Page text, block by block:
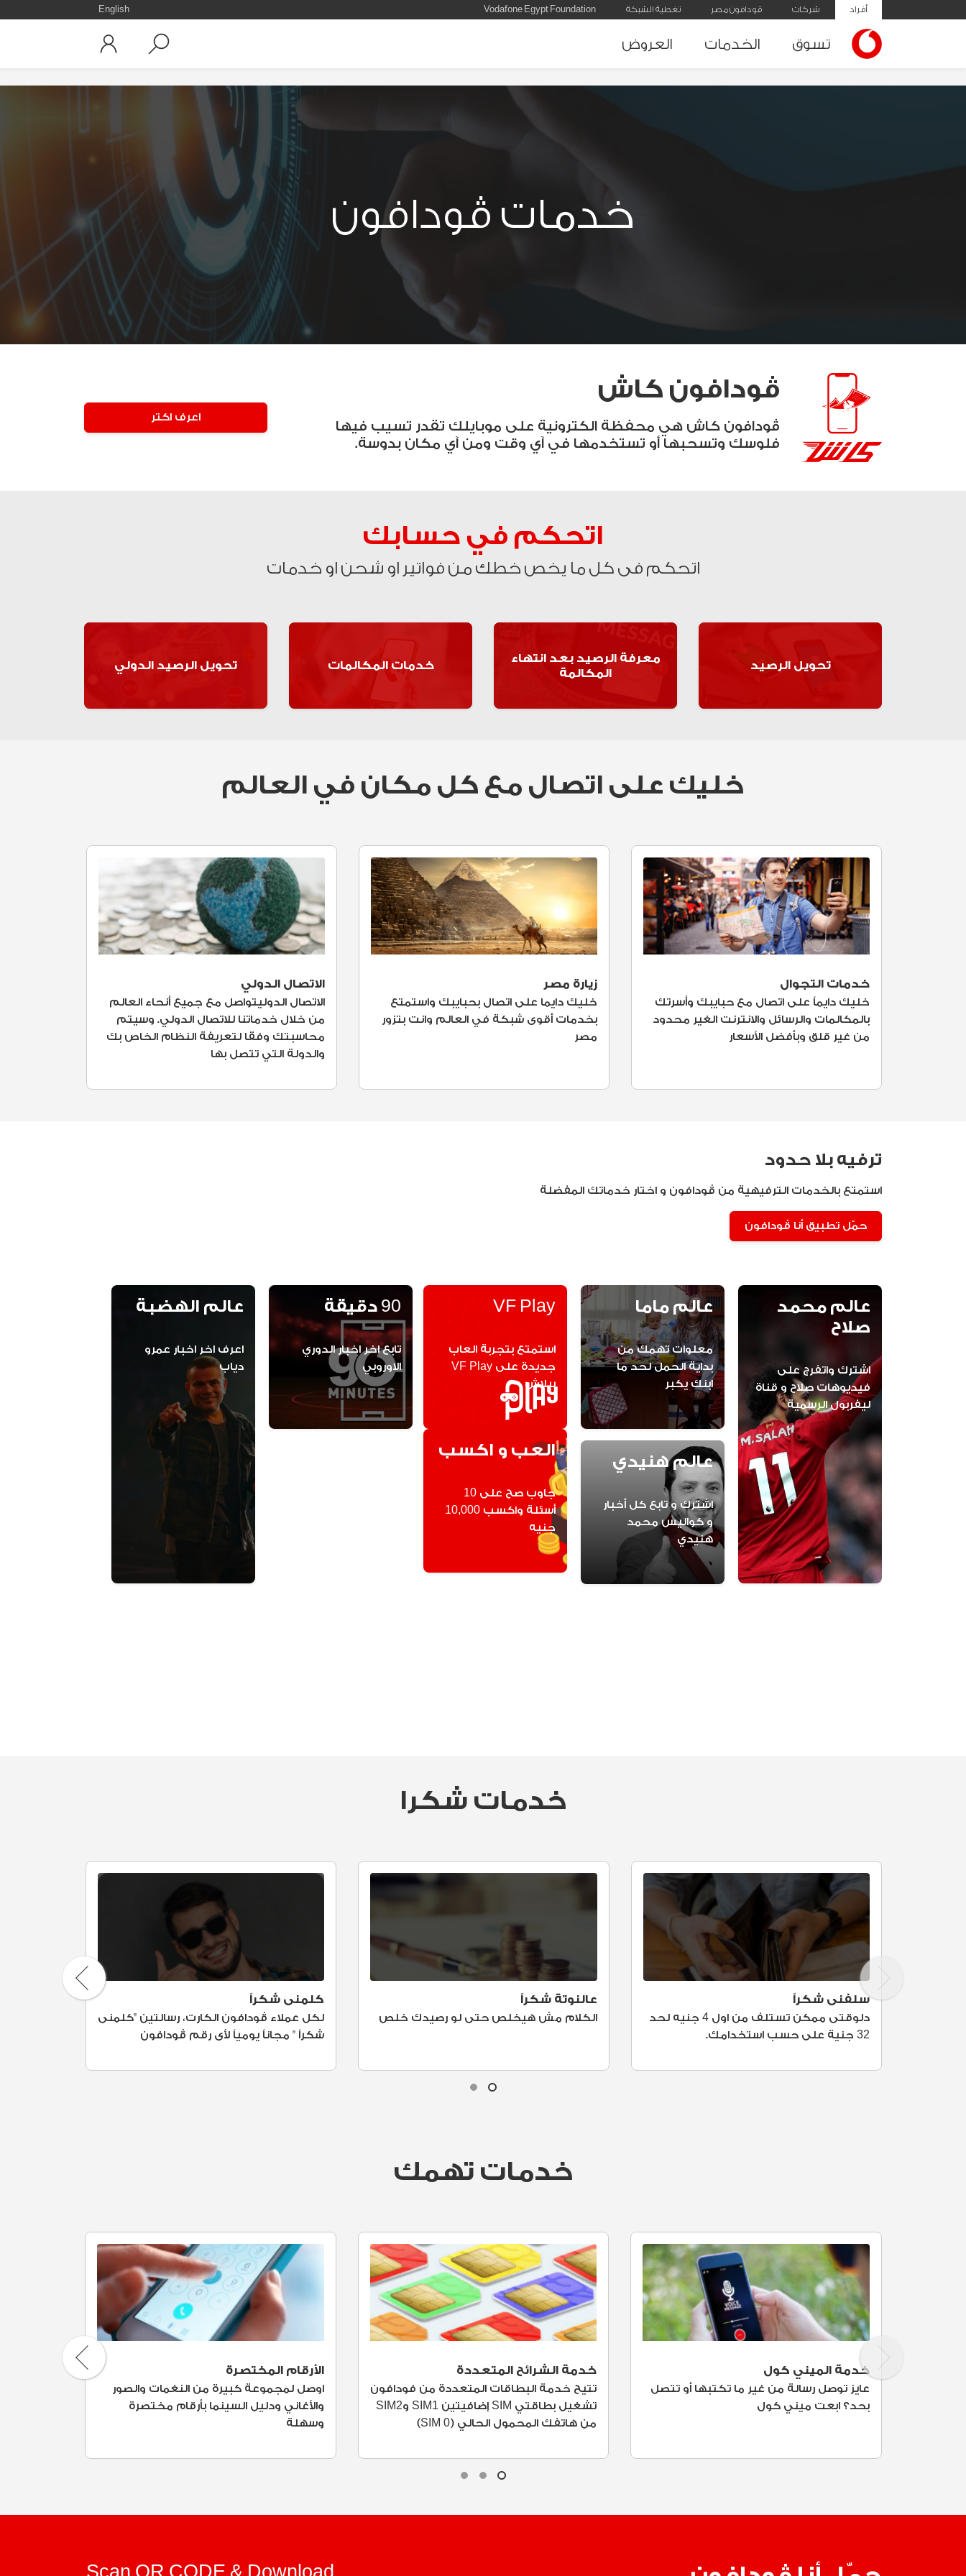
أفراد شركات ڤودافون مصر تغطية الشبكة Vodafone Egypt Foundation
English
تسوق الخدمات العروض
خدمات ڤودافون
ڤودافون كاش
ڤودافون كاش هي محفظة الكترونية على موبايلك تقدر تسيب فيها
فلوسك وتسحبها أو تستخدمها في آي وقت ومن آي مكان بدوسة.
اعرف اكتر
اتحكم في حسابك
اتحكم فى كل ما يخص خطك من فواتير او شحن او خدمات
تحويل الرصيد
معرفة الرصيد بعد انتهاء
المكالمة
خدمات المكالمات تحويل الرصيد الدولي
خليك على اتصال مع كل مكان في العالم
خدمات التجوال
خليك دايماً على اتصال مع حبايبك وأسرتك
بالمكالمات والرسائل والانترنت الغير محدود
من غير قلق وبأفضل الأسعار
زيارة مصر
خليك دايما على اتصال بحبايبك واستمتع
بخدمات أقوى شبكة في العالم وانت بتزور
مصر
الاتصال الدولي
الاتصال الدوليتواصل مع جميع أنحاء العالم
من خلال خدماتنا للاتصال الدولي. وسيتم
محاسبتك وفقا لتعريفة النظام الخاص بك
والدولة التي تتصل بها
ترفيه بلا حدود
استمتع بالخدمات الترفيهية من ڤودافون و اختار خدماتك المفضلة
حمّل تطبيق أنا ڤودافون
صلاح
اشترك واتفرج على
فيديوهات صلاح و قناة
ليفربول الرسمية
عالم ماما
معلوات تهمك من
بداية الحمل لحد ما
ابنك يكبر
عالم هنيدي
هنيدي
VF Play
ببلاش
90 دقيقة
تابع اخر اخبار الدوري
الاوروبي
العب و اكسب
جنيه
عالم الهضبة
دياب
خدمات شكرا
سلفنى شكراً
دلوقتى ممكن تستلف من اول 4 جنيه لحد
32 جنية على حسب استخدامك.
عالنوتة شكراً
الكلام مش هيخلص حتى لو رصيدك خلص
كلمنى شكراً
لكل عملاء ڤودافون الكارت، رسالتين "كلمنى
شكراً " مجاناً يومياً لأى رقم ڤودافون
خدمات تهمك
خدمة الميني كول
عايز توصل رسالة من غير ما تكتبها أو تتصل
بحد؟ ابعت ميني كول
خدمة الشرائح المتعددة
تتيح خدمة البطاقات المتعددة من فودافون
تشغيل بطاقتي SIM إضافيتين SIM1 وSIM2
من هاتفك المحمول الحالي (SIM 0)
الأرقام المختصرة
اوصل لمجموعة كبيرة من النغمات والصور
والأغاني ودليل السينما بأرقام مختصرة
وسهلة